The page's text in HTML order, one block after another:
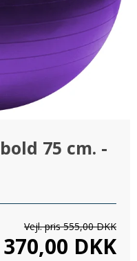
75 cm. -
Vejl. pris 555,00 DKK
370,00 DKK